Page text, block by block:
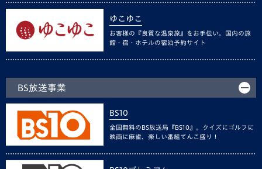
ゆこゆこ
お客様の『良質な温泉旅』をお手伝い。国内の旅
館・宿・ホテルの宿泊予約サイト
BS放送事業
BS10
全国無料のBS放送局『BS10』。クイズにゴルフに
映画に麻雀、楽しい番組てんこ盛り！